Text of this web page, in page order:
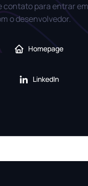
contato para entrar
o desenvolvedor.
Homepage
LinkedIn